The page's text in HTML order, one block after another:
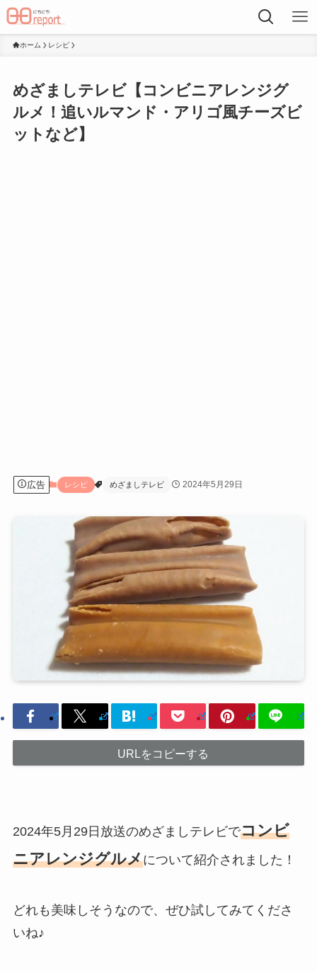
ホーム レシピ
めざましテレビ【コンビニアレンジグ
ルメ！追いルマンド・アリゴ風チーズビ
ットなど】
広告 レシピ めざましテレビ 2024年5月29日
URLをコピーする
2024年5月29日放送のめざましテレビでコンビ
ニアレンジグルメについて紹介されました！
どれも美味しそうなので、ぜひ試してみてくださ
いね♪